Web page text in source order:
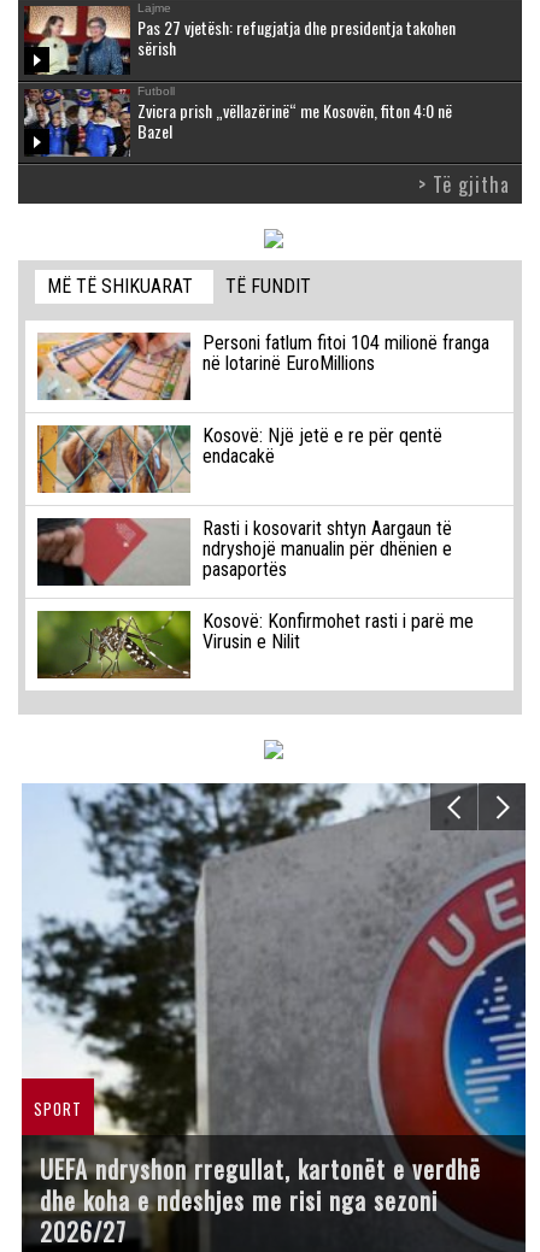
Lajme
Pas 27 vjetësh: refugjatja dhe presidentja takohen
sërish
Futboll
Zvicra prish „vëllazërinë“ me Kosovën, fiton 4:0 në
Bazel
> Të gjitha
MË TË SHIKUARAT TË FUNDIT
Personi fatlum fitoi 104 milionë franga
në lotarinë EuroMillions
Kosovë: Një jetë e re për qentë
endacakë
Rasti i kosovarit shtyn Aargaun të
ndryshojë manualin për dhënien e
pasaportës
Kosovë: Konfirmohet rasti i parë me
Virusin e Nilit
SPORT
UEFA ndryshon rregullat, kartonët e verdhë
dhe koha e ndeshjes me risi nga sezoni
2026/27